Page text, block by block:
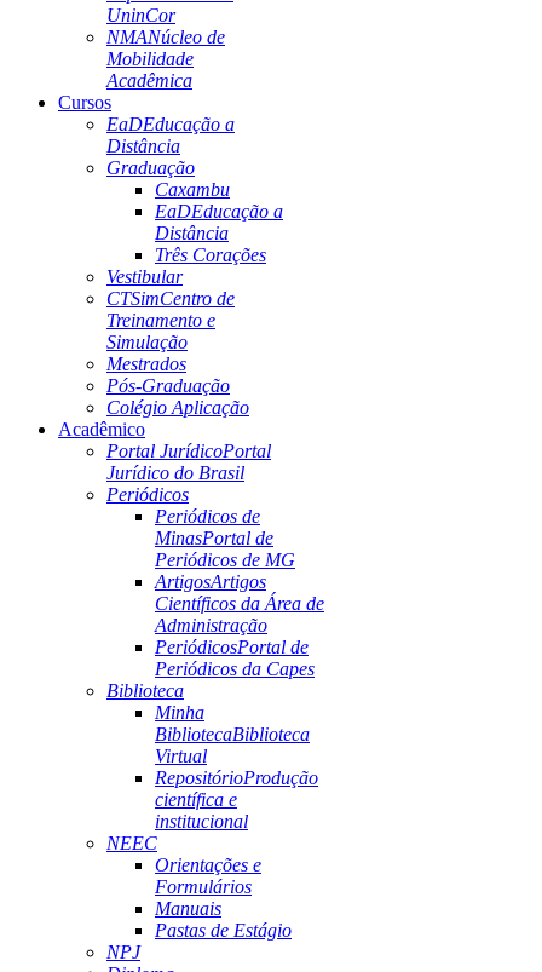
UninCor
NMANúcleo de
Mobilidade
Acadêmica
Cursos
EaDEducação a
Distância
Graduação
Caxambu
EaDEducação a
Distância
Três Corações
Vestibular
CTSimCentro de
Treinamento e
Simulação
Mestrados
Pós-Graduação
Colégio Aplicação
Acadêmico
Portal JurídicoPortal
Jurídico do Brasil
Periódicos
Periódicos de
MinasPortal de
Periódicos de MG
ArtigosArtigos
Científicos da Área de
Administração
PeriódicosPortal de
Periódicos da Capes
Biblioteca
Minha
BibliotecaBiblioteca
Virtual
RepositórioProdução
científica e
institucional
NEEC
Orientações e
Formulários
Manuais
Pastas de Estágio
NPJ